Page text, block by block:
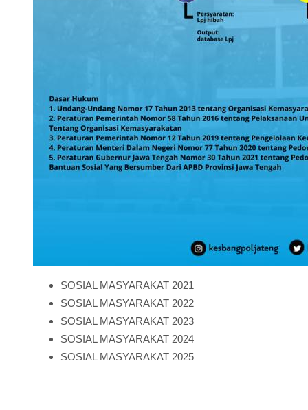
SOSIAL MASYARAKAT 2021
SOSIAL MASYARAKAT 2022
SOSIAL MASYARAKAT 2023
SOSIAL MASYARAKAT 2024
SOSIAL MASYARAKAT 2025